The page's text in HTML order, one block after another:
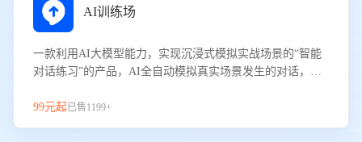
AI训练场
一款利用AI大模型能力，实现沉浸式模拟实战场景的“智能
对话练习”的产品，AI全自动模拟真实场景发生的对话，企
服能力。
99元起已售1199+